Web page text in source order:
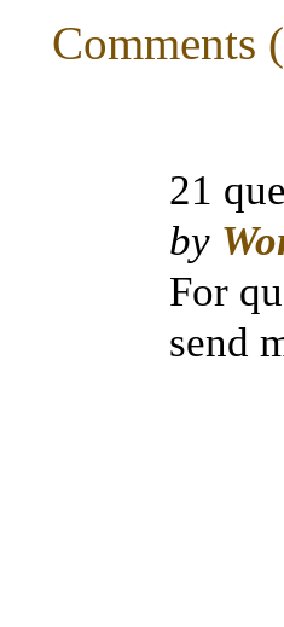
Comments
21
by
For
send